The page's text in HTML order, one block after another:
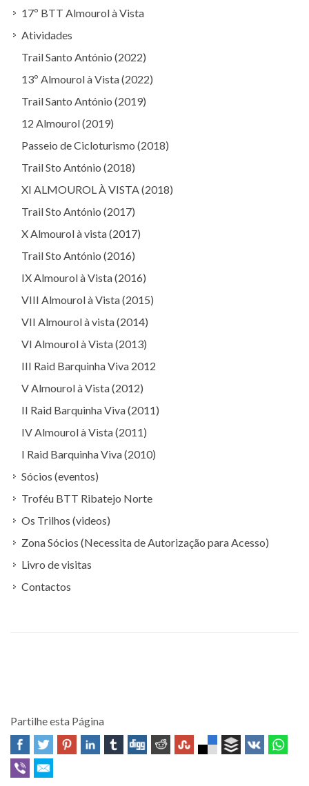
17º BTT Almourol à Vista
Atividades
Trail Santo António (2022)
13º Almourol à Vista (2022)
Trail Santo António (2019)
12 Almourol (2019)
Passeio de Cicloturismo (2018)
Trail Sto António (2018)
XI ALMOUROL À VISTA (2018)
Trail Sto António (2017)
X Almourol à vista (2017)
Trail Sto António (2016)
IX Almourol à Vista (2016)
VIII Almourol à Vista (2015)
VII Almourol à vista (2014)
VI Almourol à Vista (2013)
III Raid Barquinha Viva 2012
V Almourol à Vista (2012)
II Raid Barquinha Viva (2011)
IV Almourol à Vista (2011)
I Raid Barquinha Viva (2010)
Sócios (eventos)
Troféu BTT Ribatejo Norte
Os Trilhos (videos)
Zona Sócios (Necessita de Autorização para Acesso)
Livro de visitas
Contactos
Partilhe esta Página